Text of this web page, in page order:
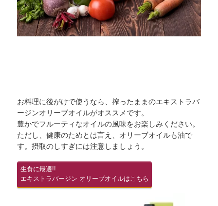
お料理に後がけで使うなら、搾ったままのエキストラバ
ージンオリーブオイルがオススメです。
豊かでフルーティなオイルの風味をお楽しみください。
ただし、健康のためとは言え、オリーブオイルも油で
す。摂取のしすぎには注意しましょう。
生食に最適!!
エキストラバージン オリーブオイルはこちら